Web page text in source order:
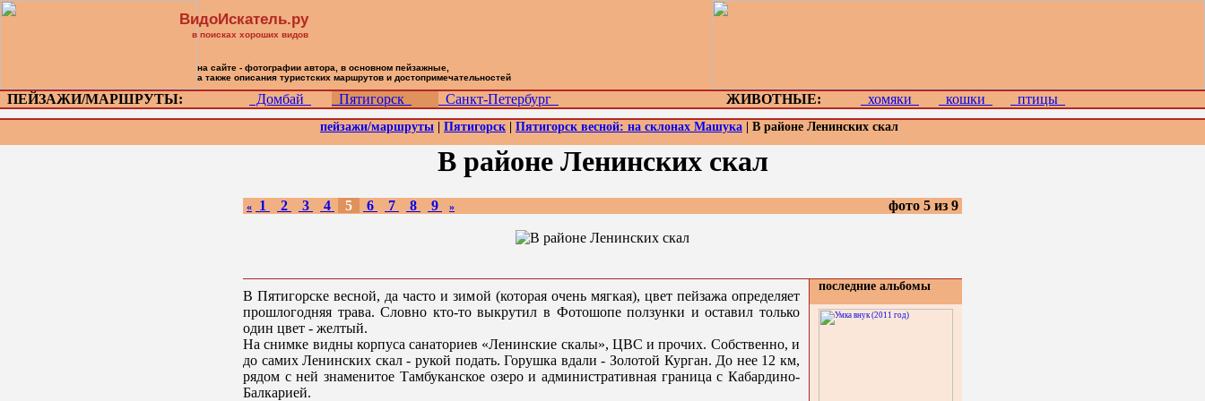
ПЕЙЗАЖИ/МАРШРУТЫ: Домбай Пятигорск Санкт-Петербург ЖИВОТНЫЕ: хомяки кошки птицы
пейзажи/маршруты Пятигорск Пятигорск весной: на склонах Машука | В районе Ленинских скал
В районе Ленинских скал
« 1 2 3 4 5 6 7 8 9 » фото 5 из 9
В Пятигорске весной, да часто и зимой (которая очень мягкая), цвет пейзажа определяет
прошлогодняя трава. Словно кто-то выкрутил в Фотошопе ползунки и оставил только
один цвет - желтый.
На снимке видны корпуса санаториев «Ленинские скалы», ЦВС и прочих. Собственно, и
до самих Ленинских скал - рукой подать. Горушка вдали - Золотой Курган. До нее 12 км,
рядом с ней знаменитое Тамбуканское озеро и административная граница с Кабардино-
Балкарией.
последние альбомы
ВидоИскатель.ру
в поисках хороших видов
на сайте - фотографии автора, в основном пейзажные,
а также описания туристских маршрутов и достопримечательностей